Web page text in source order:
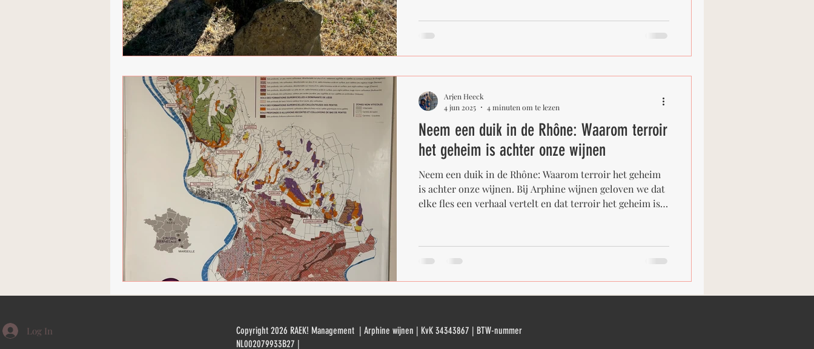
Viognier Marsanne Roussanne
regels (zoals opbrengst en minimale rijpheid) en het
terroir is vaak specifieker. Hier een korte gids over
Neem een duik in de Rhône: Waarom terroir
het geheim is achter onze wijnen
Neem een duik in de Rhône: Waarom terroir het geheim
is achter onze wijnen. Bij Arphine wijnen geloven we dat
elke fles een verhaal vertelt en dat terroir het geheim is
koesteren. Dit noemen we in de wijnwereld terroir, een
concept dat zo belangrijk is dat het de ziel van de wijn
Arjen Heeck
4 jun 2025
4 minuten om te lezen
Log In
Copyright 2026 RAEK! Management | Arphine wijnen | KvK 34343867 | BTW-nummer
NL002079933B27 |